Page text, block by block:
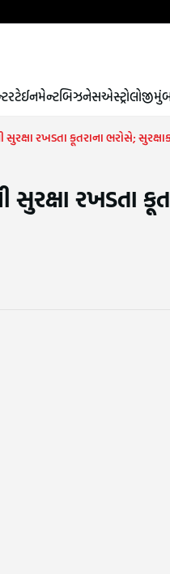
બિઝનેસએસ્ટ્રોલોજી
સુરક્ષા રખડતા કૂતરાના ભરોસે;
સુરક્ષા રખડતા